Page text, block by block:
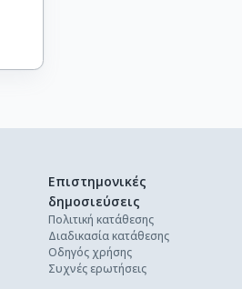
Επιστημονικές
δημοσιεύσεις
Πολιτική κατάθεσης
Διαδικασία κατάθεσης
Οδηγός χρήσης
Συχνές ερωτήσεις